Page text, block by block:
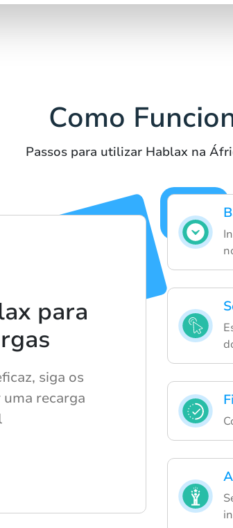
Como
Passos para utilizar Hablax na
para
siga os
recarga